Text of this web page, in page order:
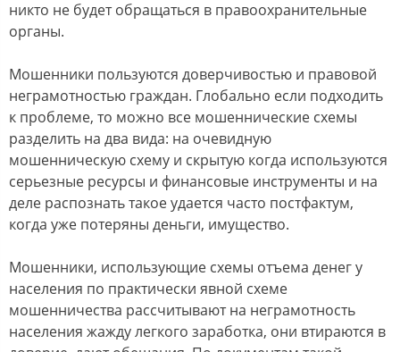
никто не будет обращаться в правоохранительные
органы.
Мошенники пользуются доверчивостью и правовой
неграмотностью граждан. Глобально если подходить
к проблеме, то можно все мошеннические схемы
разделить на два вида: на очевидную
мошенническую схему и скрытую когда используются
серьезные ресурсы и финансовые инструменты и на
деле распознать такое удается часто постфактум,
когда уже потеряны деньги, имущество.
Мошенники, использующие схемы отъема денег у
населения по практически явной схеме
мошенничества рассчитывают на неграмотность
населения жажду легкого заработка, они втираются в